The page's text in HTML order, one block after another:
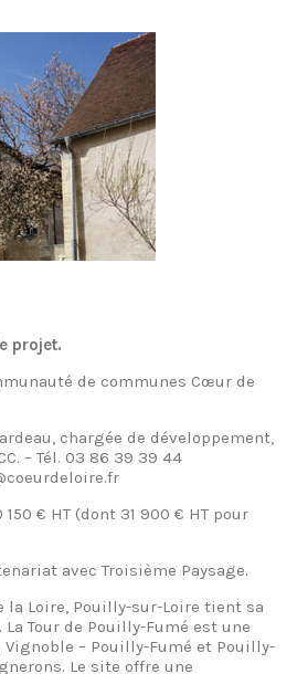
projet.
de communes Cœur de
chargée de développement,
– Tél. 03 86 39 39 44
€ HT (dont 31 900 € HT pour
avec Troisième Paysage.
la Loire, Pouilly-sur-Loire tient sa
Tour de Pouilly-Fumé est une
Vignoble – Pouilly-Fumé et Pouilly-
Le site offre une